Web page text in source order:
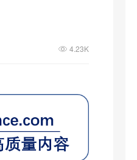
4.23K